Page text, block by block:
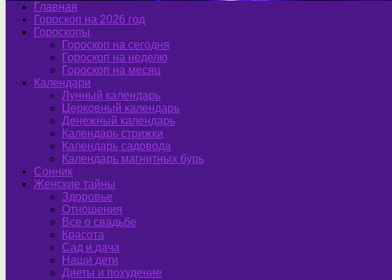
Главная
Гороскоп на 2026 год
Гороскопы
Гороскоп на сегодня
Гороскоп на неделю
Гороскоп на месяц
Календари
Лунный календарь
Церковный календарь
Денежный календарь
Календарь стрижки
Календарь садовода
Календарь магнитных бурь
Сонник
Женские тайны
Здоровье
Отношения
Все о свадьбе
Красота
Сад и дача
Наши дети
Диеты и похудение